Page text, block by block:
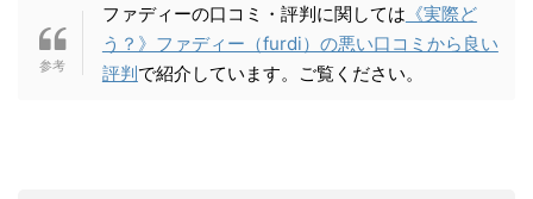
ファディーの口コミ・評判に関しては 《実際ど
う？》ファディー（furdi）の悪い口コミから良い
評判で紹介しています。ご覧ください。